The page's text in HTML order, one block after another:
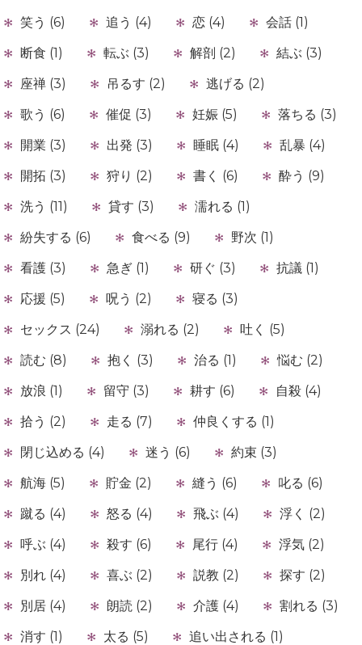
笑う (6)
追う (4) 恋 (4)
会話 (1)
断食 (1)
転ぶ (3) 解剖 (2)
結ぶ (3)
座禅 (3)
吊るす (2)
逃げる (2)
歌う (6)
催促 (3) 妊娠 (5)
落ちる (3)
開業 (3)
出発 (3) 睡眠 (4)
乱暴 (4)
開拓 (3)
狩り (2) 書く (6)
酔う (9)
洗う (11)
貸す (3)
濡れる (1)
紛失する (6)
食べる (9)
野次 (1)
看護 (3)
急ぎ (1) 研ぐ (3)
抗議 (1)
応援 (5)
呪う (2)
寝る (3)
セックス (24)
溺れる (2)
吐く (5)
読む (8)
抱く (3) 治る (1)
悩む (2)
放浪 (1)
留守 (3) 耕す (6)
自殺 (4)
拾う (2)
走る (7)
仲良くする (1)
閉じ込める (4)
迷う (6)
約束 (3)
航海 (5)
貯金 (2) 縫う (6)
叱る (6)
蹴る (4)
怒る (4) 飛ぶ (4)
浮く (2)
呼ぶ (4)
殺す (6) 尾行 (4)
浮気 (2)
別れ (4)
喜ぶ (2) 説教 (2)
探す (2)
別居 (4)
朗読 (2) 介護 (4)
割れる (3)
消す (1)
太る (5)
追い出される (1)